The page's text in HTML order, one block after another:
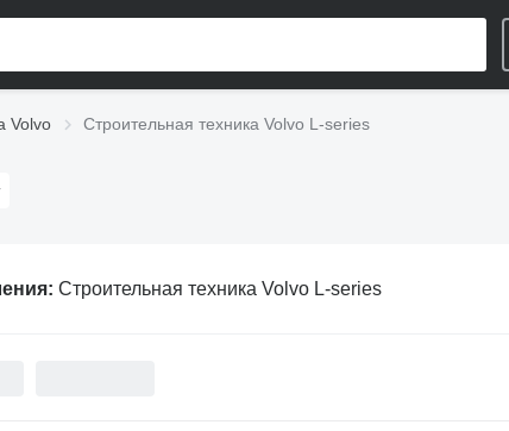
Volvo Строительная техника Volvo L-series
Строительная техника Volvo L-series